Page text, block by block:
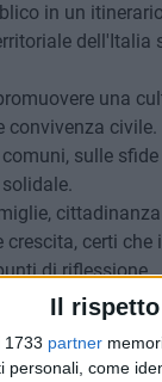
Il
1733 partner
personali, come
in un
una
convivenza
sulle
certi
di riflessione.